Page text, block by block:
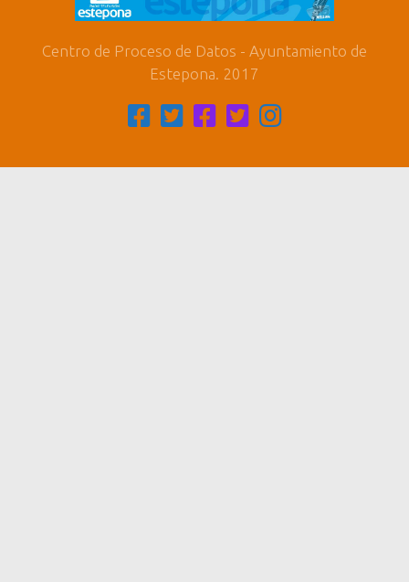
Centro de Proceso de Datos - Ayuntamiento de
Estepona. 2017